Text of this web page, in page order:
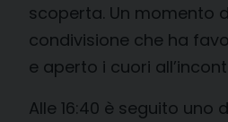
scoperta. Un momento
condivisione che ha
e aperto i cuori
Alle 16:40 è seguito uno